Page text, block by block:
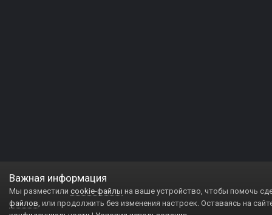
Важная информация
Мы разместили cookie-файлы на ваше устройство, чтобы помочь
файлов, или продолжить без изменения настроек. Оставаясь на